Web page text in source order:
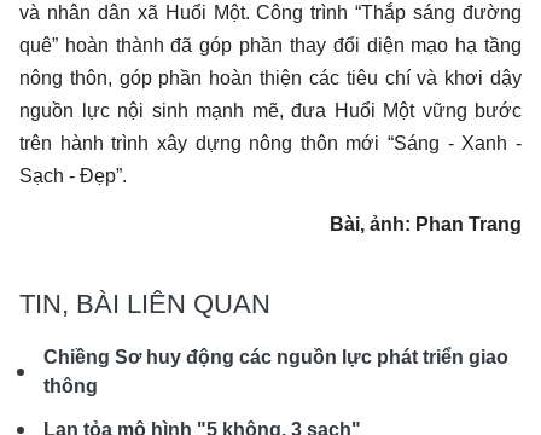
và nhân dân xã Huổi Một. Công trình “Thắp sáng đường
quê” hoàn thành đã góp phần thay đổi diện mạo hạ tầng
nông thôn, góp phần hoàn thiện các tiêu chí và khơi dậy
nguồn lực nội sinh mạnh mẽ, đưa Huổi Một vững bước
trên hành trình xây dựng nông thôn mới “Sáng - Xanh -
Sạch - Đẹp”.
Bài, ảnh: Phan Trang
TIN, BÀI LIÊN QUAN
Chiềng Sơ huy động các nguồn lực phát triển giao
thông
Lan tỏa mô hình "5 không, 3 sạch"